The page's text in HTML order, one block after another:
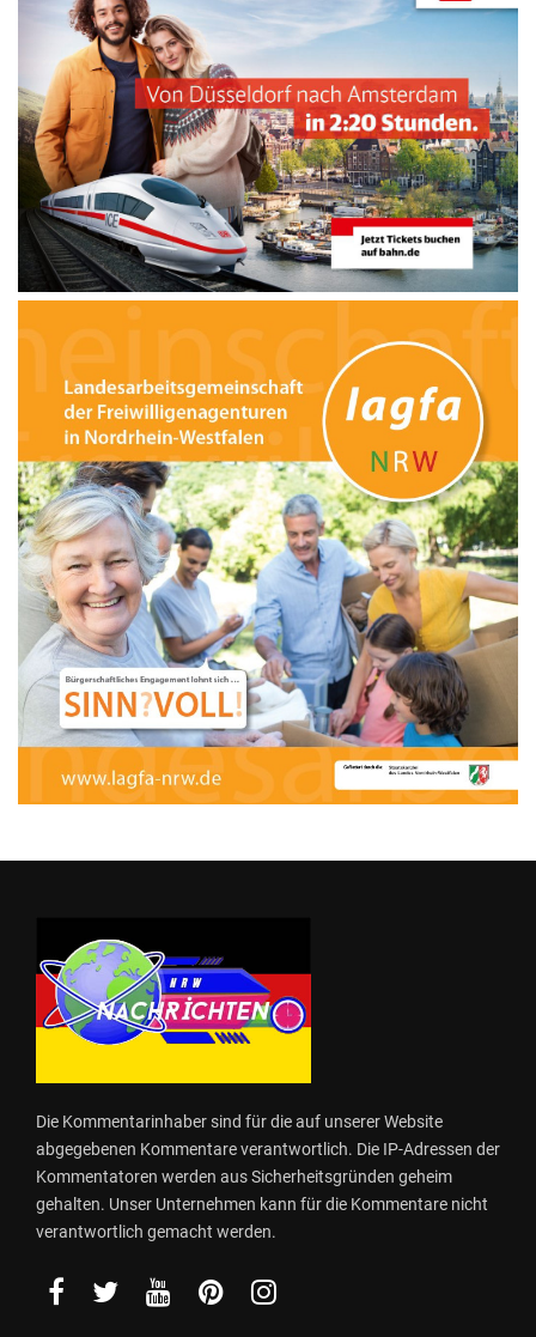
Die Kommentarinhaber sind für die auf unserer Website
abgegebenen Kommentare verantwortlich. Die IP-Adressen der
Kommentatoren werden aus Sicherheitsgründen geheim
gehalten. Unser Unternehmen kann für die Kommentare nicht
verantwortlich gemacht werden.